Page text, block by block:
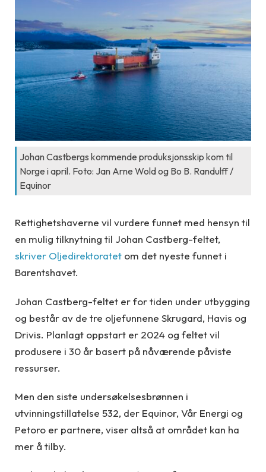
Johan Castbergs kommende produksjonsskip kom til
Norge i april. Foto: Jan Arne Wold og Bo B. Randulff /
Equinor
Rettighetshaverne vil vurdere funnet med hensyn til
en mulig tilknytning til Johan Castberg-feltet,
skriver Oljedirektoratet om det nyeste funnet i
Barentshavet.
Johan Castberg-feltet er for tiden under utbygging
og består av de tre oljefunnene Skrugard, Havis og
Drivis. Planlagt oppstart er 2024 og feltet vil
produsere i 30 år basert på nåværende påviste
ressurser.
Men den siste undersøkelsesbrønnen i
utvinningstillatelse 532, der Equinor, Vår Energi og
Petoro er partnere, viser altså at området kan ha
mer å tilby.